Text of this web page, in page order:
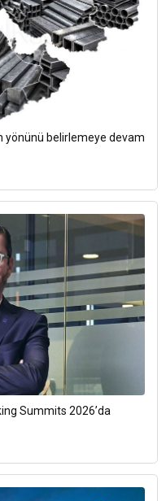
yönünü belirlemeye devam
Summits 2026’da